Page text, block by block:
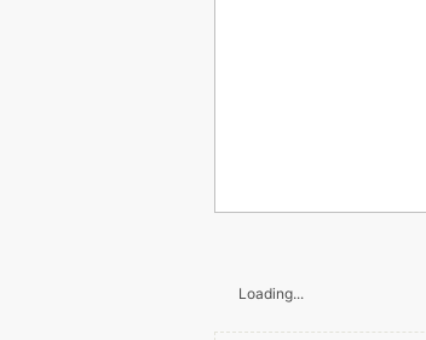
Loading...